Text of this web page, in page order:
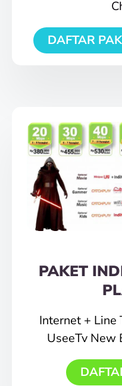
DAFTAR
PAKET
Internet + Line
UseeTv New